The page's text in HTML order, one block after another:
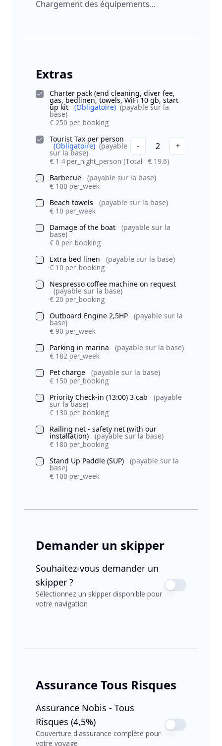
Chargement des équipements...
Extras
Charter pack (end cleaning, diver fee,
gas, bedlinen, towels, WiFi 10 gb, start
up kit (Obligatoire) (payable sur la
base)
€ 250 per_booking
Tourist Tax per person
(Obligatoire) (payable
sur la base)
- 2
+
€ 1.4 per_night_person (Total : € 19.6)
Barbecue
(payable sur la base)
€ 100 per_week
Beach towels
(payable sur la base)
€ 10 per_week
Damage of the boat
(payable sur la
base)
€ 0 per_booking
Extra bed linen
(payable sur la base)
€ 10 per_booking
Nespresso coffee machine on request
(payable sur la base)
€ 20 per_booking
Outboard Engine 2,5HP
(payable sur la
base)
€ 90 per_week
Parking in marina
(payable sur la base)
€ 182 per_week
Pet charge
(payable sur la base)
€ 150 per_booking
Priority Check-in (13:00) 3 cab
(payable
sur la base)
€ 130 per_booking
Railing net - safety net (with our
installation)
(payable sur la base)
€ 180 per_booking
Stand Up Paddle (SUP)
(payable sur la
base)
€ 100 per_week
Demander un skipper
Souhaitez-vous demander un
skipper ?
Sélectionnez un skipper disponible pour
votre navigation
Assurance Tous Risques
Assurance Nobis - Tous
Risques (4,5%)
Couverture d'assurance complète pour
votre voyage